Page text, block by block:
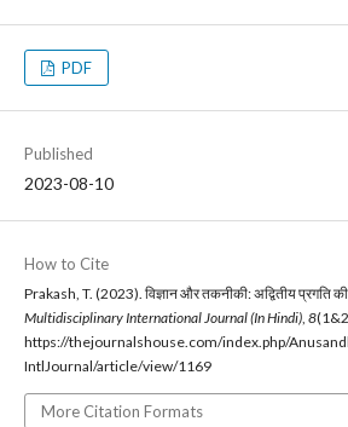
PDF
Published
2023-08-10
How to Cite
Prakash, T. (2023). विज्ञान और तकनीकी: अद्वितीय प्रगति
Multidisciplinary International Journal (In Hindi), 8
https://thejournalshouse.com/index.php/
IntlJournal/article/view/1169
More Citation Formats